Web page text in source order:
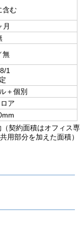
含む
月
無
1
＋個別
ア
契約面積はオフィス専
用部分を加えた面積）